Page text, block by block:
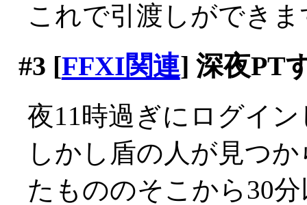
これで引渡しができ
#3 [FFXI関連] 深夜PT
夜11時過ぎにログイ
しかし盾の人が見つ
たもののそこから30